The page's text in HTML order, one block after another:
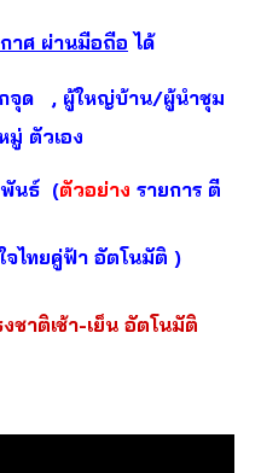
าศ ผ่านมือถือ ได้
กจุด , ผู้ใหญ่บ้าน/ผู้นำชุม
มู่ ตัวเอง
พันธ์ (ตัวอย่าง รายการ ตี
จไทยคู่ฟ้า อัตโนมัติ )
งชาติเช้า-เย็น อัตโนมัติ